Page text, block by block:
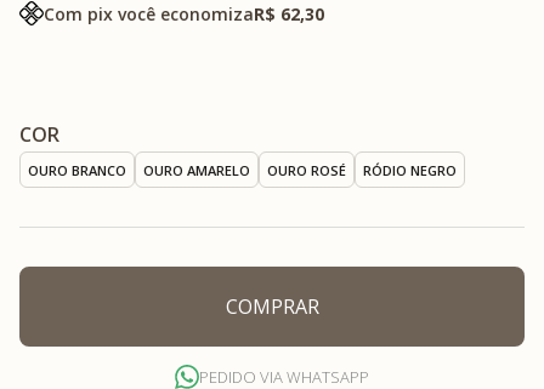
Com pix você economizaR$ 62,30
COR
OURO BRANCO OURO AMARELO OURO ROSÉ RÓDIO NEGRO
COMPRAR
PEDIDO VIA WHATSAPP